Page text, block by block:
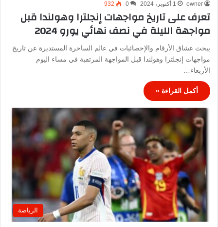
owner 1 أكتوبر، 2024 0
932
تعرف على تاريخ مواجهات إنجلترا وهولندا قبل
مواجهة الليلة في نصف نهائي يورو 2024
يبحث عشاق الأرقام والإحصائيات في عالم الساحرة المستديرة عن تاريخ
مواجهات إنجلترا وهولندا قبل المواجهة المرتقبة في مساء اليوم
الأربعاء…
أكمل القراءة »
الرياضة